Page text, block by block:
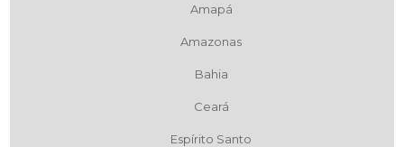
Amapá
Amazonas
Bahia
Ceará
Espírito Santo